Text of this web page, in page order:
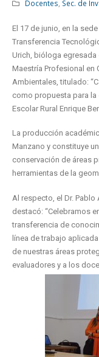
Docentes Sec. de
El 17 de junio, en la
Transferencia
Urich, bióloga egresada
Maestría Profesional en
Ambientales, titulado:
como propuesta para la
Escolar Rural Enrique
La producción
Manzano y constituye
conservación de áreas
herramientas de la
Al respecto, el Dr. Pablo
destacó: “Celebramos
transferencia de
línea de trabajo
de nuestras áreas
evaluadores y a los